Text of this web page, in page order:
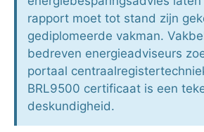
rapport moet tot stand zijn
gediplomeerde vakman.
bedreven energieadviseurs
portaal
BRL9500 certificaat is een
deskundigheid.